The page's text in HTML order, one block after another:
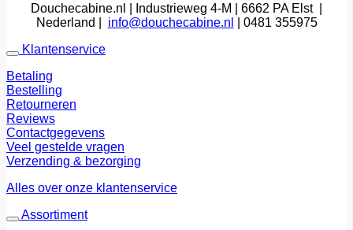
Douchecabine.nl | Industrieweg 4-M | 6662 PA Elst |
Nederland | info@douchecabine.nl
| 0481 355975
Klantenservice
Betaling
Bestelling
Retourneren
Reviews
Contactgegevens
Veel gestelde vragen
Verzending & bezorging
Alles over onze klantenservice
Assortiment